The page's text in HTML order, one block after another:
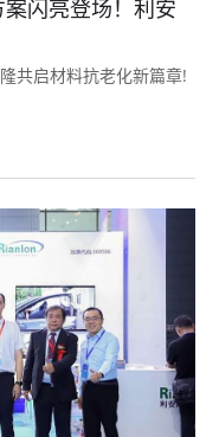
闪亮登场！利安
共启材料抗老化新篇章!